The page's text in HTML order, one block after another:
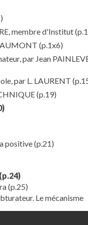
membre d'Institut
(p.1x6)
par Jean
par L. LAURENT
(p.19)
positive(p.21)
(p.24)
(p.25)
Le mécanisme